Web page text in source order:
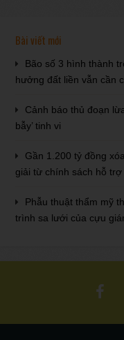
Bài viết mới
Bão số 3 hình thành
hưởng đất liền vẫn cần
Cảnh báo thủ đoạn
bẫy’ tinh vi
Gần 1.200 tỷ đồng
giải từ chính sách hỗ
Phẫu thuật thẩm mỹ
trình sa lưới của cựu